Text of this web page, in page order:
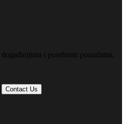
i posebnim ponudama.